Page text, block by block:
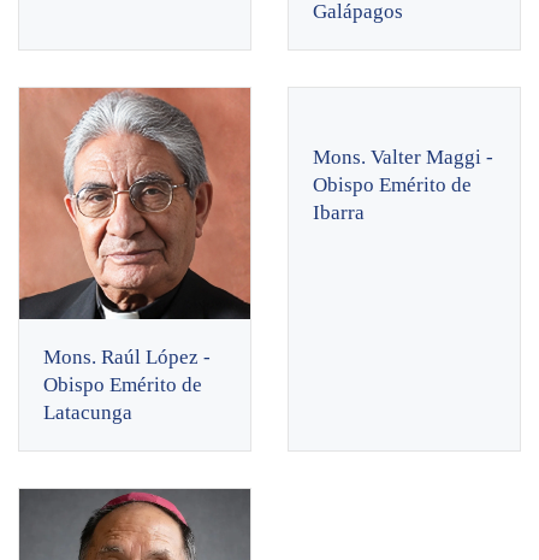
Galápagos
Mons. Raúl López -
Obispo Emérito de
Latacunga
Mons. Valter Maggi -
Obispo Emérito de
Ibarra